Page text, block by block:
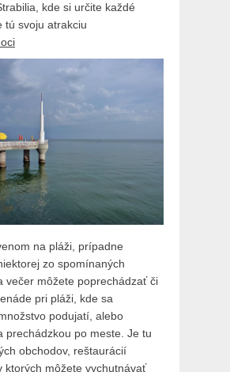
kde si určite každé
tú svoju atrakciu
na pláži, prípadne
zo spomínaných
večer môžete poprechádzať či
pri pláži, kde sa
podujatí, alebo
prechádzkou po meste. Je tu
obchodov, reštaurácií
ktorých môžete vychutnávať